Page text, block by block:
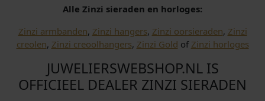
Alle Zinzi sieraden en horloges:
Zinzi armbanden, Zinzi hangers, Zinzi oorsieraden, Zinzi
creolen, Zinzi creoolhangers, Zinzi Gold of Zinzi horloges
JUWELIERSWEBSHOP.NL IS
OFFICIEEL DEALER ZINZI SIERADEN